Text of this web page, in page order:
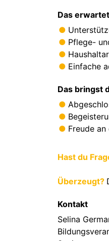
Das
Pflege-
Einfache
Das bringst
Freude
Hast du
Überzeugt?
Kontakt
Selina